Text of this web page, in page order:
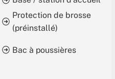
Protection de brosse
(préinstallé)
Bac à poussières